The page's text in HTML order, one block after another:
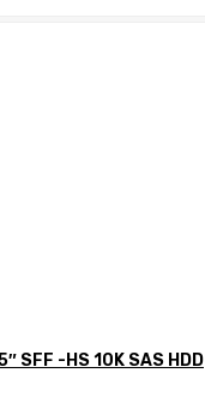
SFF -HS 10K SAS HDD